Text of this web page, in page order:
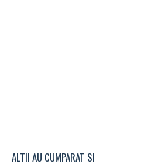
ALTII AU CUMPARAT SI